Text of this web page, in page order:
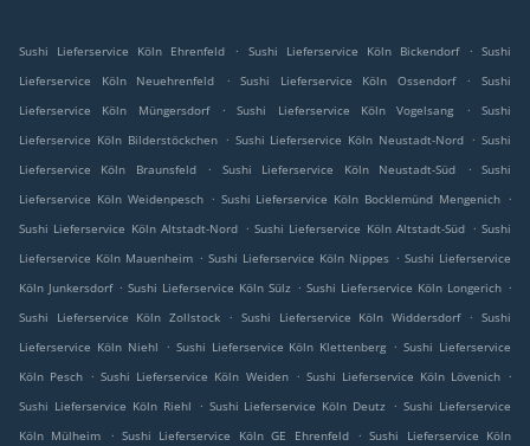
Sushi Lieferservice Köln Ehrenfeld . Sushi Lieferservice Köln Bickendorf . Sushi
Lieferservice Köln Neuehrenfeld
. Sushi Lieferservice Köln Ossendorf .
Sushi
Lieferservice Köln Müngersdorf
. Sushi Lieferservice Köln Vogelsang .
Sushi
Lieferservice Köln Bilderstöckchen . Sushi Lieferservice Köln Neustadt-Nord . Sushi
Lieferservice Köln Braunsfeld
. Sushi Lieferservice Köln Neustadt-Süd .
Sushi
Lieferservice Köln Weidenpesch . Sushi Lieferservice Köln Bocklemünd Mengenich .
Sushi Lieferservice Köln Altstadt-Nord . Sushi Lieferservice Köln Altstadt-Süd . Sushi
Lieferservice Köln Mauenheim . Sushi Lieferservice Köln Nippes . Sushi Lieferservice
Köln Junkersdorf . Sushi Lieferservice Köln Sülz . Sushi Lieferservice Köln Longerich .
Sushi Lieferservice Köln Zollstock
. Sushi Lieferservice Köln Widdersdorf . Sushi
Lieferservice Köln Niehl
. Sushi Lieferservice Köln Klettenberg . Sushi Lieferservice
Köln Pesch . Sushi Lieferservice Köln Weiden . Sushi Lieferservice Köln Lövenich .
Sushi Lieferservice Köln Riehl
. Sushi Lieferservice Köln Deutz . Sushi Lieferservice
Köln Mülheim
. Sushi Lieferservice Köln GE Ehrenfeld . Sushi Lieferservice Köln